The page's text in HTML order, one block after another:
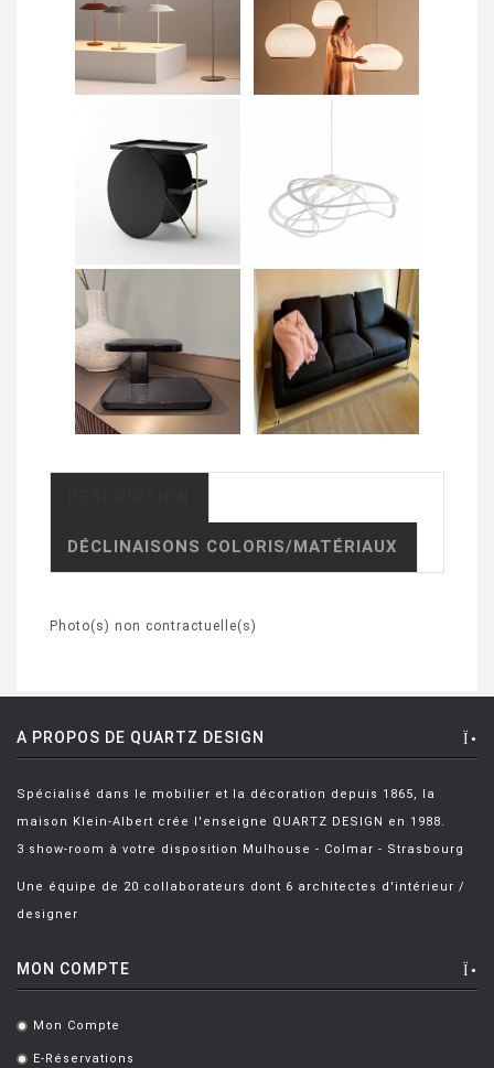
DÉCLINAISONS COLORIS/MATÉRIAUX
Photo(s) non contractuelle(s)
A PROPOS DE QUARTZ DESIGN
Spécialisé dans le mobilier et la décoration depuis 1865, la
maison Klein-Albert crée l'enseigne QUARTZ DESIGN en 1988.
3 show-room à votre disposition Mulhouse - Colmar - Strasbourg
Une équipe de 20 collaborateurs dont 6 architectes d'intérieur /
designer
MON COMPTE
. Mon Compte
E-Réservations